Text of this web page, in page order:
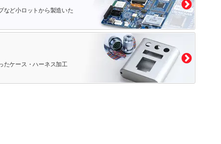
など小ロットから製造いた
たケース・ハーネス加工